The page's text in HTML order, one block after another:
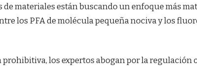
materiales están buscando un enfoque más
los PFA de molécula pequeña nociva y los
los expertos abogan por la regulación